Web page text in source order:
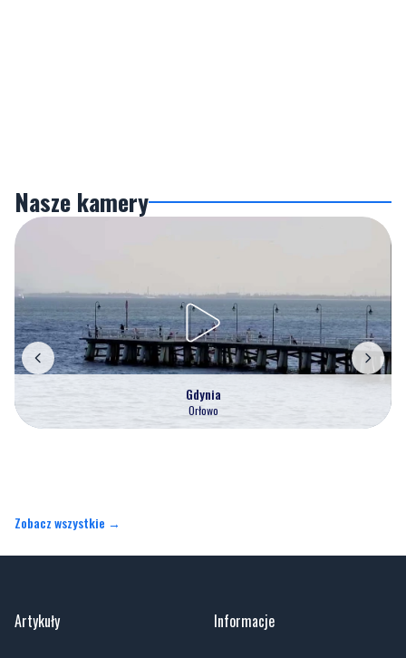
Nasze kamery
Gdynia
Orłowo
Zobacz wszystkie →
Artykuły Informacje